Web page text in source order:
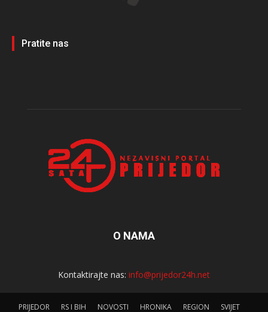
Pratite nas
O NAMA
Kontaktirajte nas: info@prijedor24h.net
PRIJEDOR RS I BIH NOVOSTI HRONIKA REGION SVIJET